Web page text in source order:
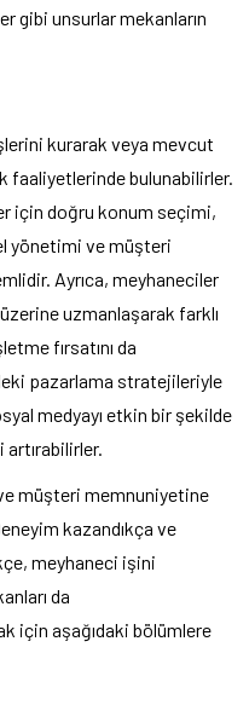
gibi unsurlar mekanların
kurarak veya mevcut
faaliyetlerinde bulunabilirler.
için doğru konum seçimi,
yönetimi ve müşteri
Ayrıca, meyhaneciler
uzmanlaşarak farklı
fırsatını da
pazarlama stratejileriyle
medyayı etkin bir şekilde
müşteri memnuniyetine
kazandıkça ve
meyhaneci işini
da
için aşağıdaki bölümlere